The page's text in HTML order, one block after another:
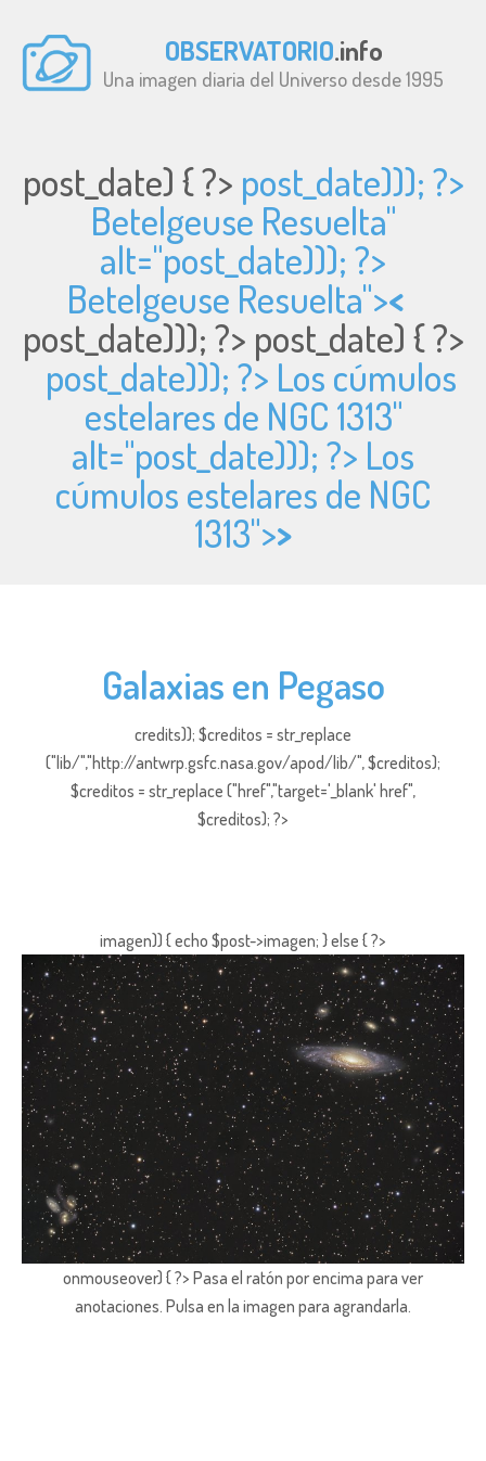
OBSERVATORIO.info
Una imagen diaria del Universo desde 1995
post_date) { ?> post_date))); ?>
Betelgeuse Resuelta"
alt="post_date))); ?>
Betelgeuse Resuelta"><
post_date))); ?> post_date) { ?>
post_date))); ?> Los cúmulos
estelares de NGC 1313"
alt="post_date))); ?> Los
cúmulos estelares de NGC
1313">>
Galaxias en Pegaso
credits)); $creditos = str_replace
("lib/","http://antwrp.gsfc.nasa.gov/apod/lib/", $creditos);
$creditos = str_replace ("href","target='_blank' href",
$creditos); ?>
imagen)) { echo $post->imagen; } else { ?>
onmouseover) { ?> Pasa el ratón por encima para ver
anotaciones. Pulsa en la imagen para agrandarla.